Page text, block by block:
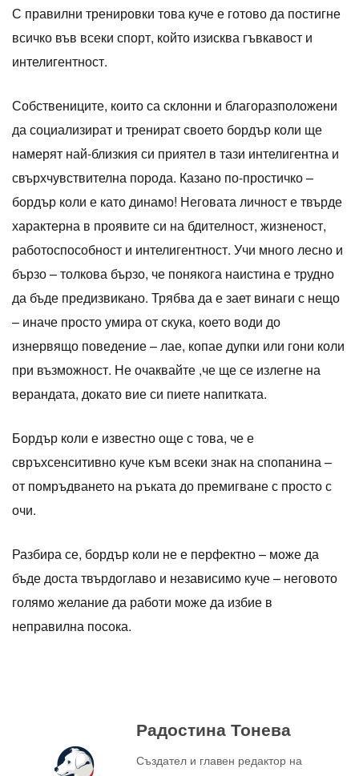
С правилни тренировки това куче е готово да постигне
всичко във всеки спорт, който изисква гъвкавост и
интелигентност.
Собствениците, които са склонни и благоразположени
да социализират и тренират своето бордър коли ще
намерят най-близкия си приятел в тази интелигентна и
свърхчувствителна порода. Казано по-простичко –
бордър коли е като динамо! Неговата личност е твърде
характерна в проявите си на бдителност, жизненост,
работоспособност и интелигентност. Учи много лесно и
бързо – толкова бързо, че понякога наистина е трудно
да бъде предизвикано. Трябва да е зает винаги с нещо
– иначе просто умира от скука, което води до
изнервящо поведение – лае, копае дупки или гони коли
при възможност. Не очаквайте ,че ще се излегне на
верандата, докато вие си пиете напитката.
Бордър коли е известно още с това, че е
свръхсенситивно куче към всеки знак на спопанина –
от помръдването на ръката до премигване с просто с
очи.
Разбира се, бордър коли не е перфектно – може да
бъде доста твърдоглаво и независимо куче – неговото
голямо желание да работи може да избие в
неправилна посока.
Радостина Тонева
Създател и главен редактор на